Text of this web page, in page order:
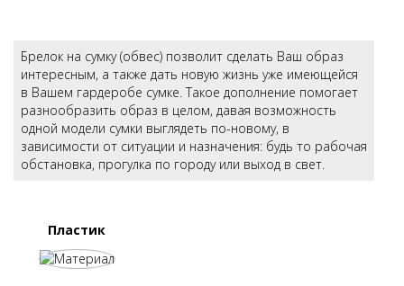
Брелок на сумку (обвес) позволит сделать Ваш образ
интересным, а также дать новую жизнь уже имеющейся
в Вашем гардеробе сумке. Такое дополнение помогает
разнообразить образ в целом, давая возможность
одной модели сумки выглядеть по-новому, в
зависимости от ситуации и назначения: будь то рабочая
обстановка, прогулка по городу или выход в свет.
Пластик